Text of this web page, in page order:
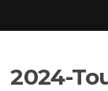
2024-